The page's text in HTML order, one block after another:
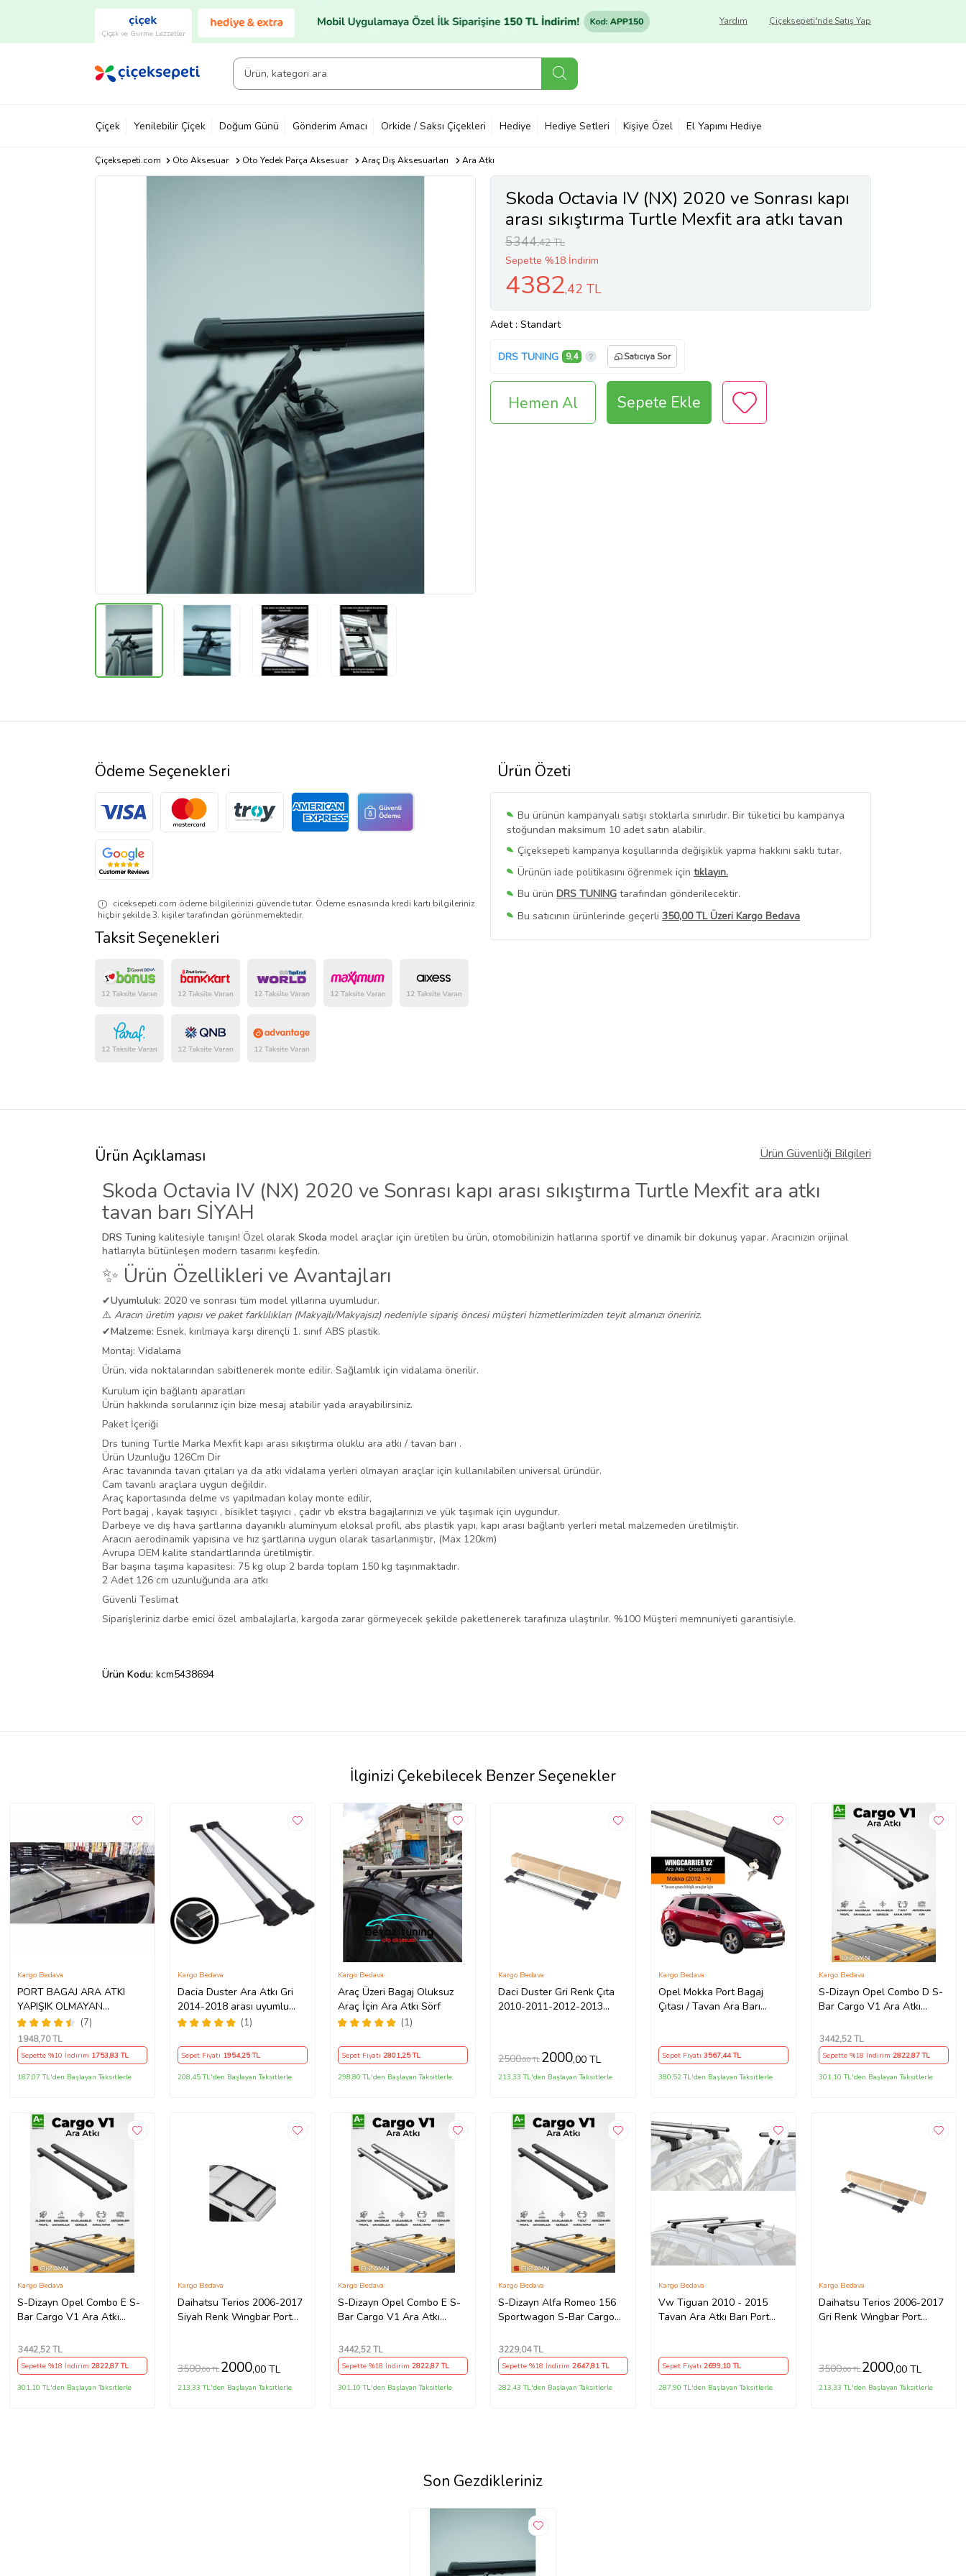
Çiçek ve Gurme Lezzetler
Çiçeksepeti'nde Satış Yap
Yardım
Çiçek Yenilebilir Çiçek Doğum Günü Gönderim Amacı Orkide / Saksı Çiçekleri Hediye Hediye Setleri Kişiye Özel El Yapımı Hediye
Çiçeksepeti.com Oto Aksesuar Oto Yedek Parça Aksesuar Araç Dış Aksesuarları Ara Atkı
Skoda Octavia IV (NX) 2020 ve Sonrası kapı
arası sıkıştırma Turtle Mexfit ara atkı tavan
barı SİYAH
5344,42 TL
Sepette %18 İndirim
4382,42 TL
Adet : Standart
DRS TUNING 9,4 Satıcıya Sor
Hemen Al Sepete Ekle
Ürün Özeti
Bu ürünün kampanyalı satışı stoklarla sınırlıdır. Bir tüketici bu kampanya
stoğundan maksimum 10 adet satın alabilir.
Çiçeksepeti kampanya koşullarında değişiklik yapma hakkını saklı tutar.
Ürünün iade politikasını öğrenmek için tıklayın.
Bu ürün DRS TUNING tarafından gönderilecektir.
Bu satıcının ürünlerinde geçerli 350,00 TL Üzeri Kargo Bedava
Bu SatıcınınTüm Ürünlerini Görüntüle
Ödeme Seçenekleri
ciceksepeti.com ödeme bilgilerinizi güvende tutar. Ödeme esnasında kredi kartı bilgileriniz
hiçbir şekilde 3. kişiler tarafından görünmemektedir.
Taksit Seçenekleri
Ürün Açıklaması Ürün Güvenliği Bilgileri
Skoda Octavia IV (NX) 2020 ve Sonrası kapı arası sıkıştırma Turtle Mexfit ara atkı
tavan barı SİYAH
DRS Tuning kalitesiyle tanışın! Özel olarak Skoda model araçlar için üretilen bu ürün, otomobilinizin hatlarına sportif ve dinamik bir dokunuş yapar. Aracınızın orijinal
hatlarıyla bütünleşen modern tasarımı keşfedin.
✨ Ürün Özellikleri ve Avantajları
✔Uyumluluk: 2020 ve sonrası tüm model yıllarına uyumludur.
⚠️ Aracın üretim yapısı ve paket farklılıkları (Makyajlı/Makyajsız) nedeniyle sipariş öncesi müşteri hizmetlerimizden teyit almanızı öneririz.
✔Malzeme: Esnek, kırılmaya karşı dirençli 1. sınıf ABS plastik.
Montaj: Vidalama
Ürün, vida noktalarından sabitlenerek monte edilir. Sağlamlık için vidalama önerilir.
Kurulum için bağlantı aparatları
Ürün hakkında sorularınız için bize mesaj atabilir yada arayabilirsiniz.
Paket İçeriği
Drs tuning Turtle Marka Mexfit kapı arası sıkıştırma oluklu ara atkı / tavan barı .
Ürün Uzunluğu 126Cm Dir
Arac tavanında tavan çıtaları ya da atkı vidalama yerleri olmayan araçlar için kullanılabilen universal üründür.
Cam tavanlı araçlara uygun değildir.
Araç kaportasında delme vs yapılmadan kolay monte edilir,
Port bagaj , kayak taşıyıcı , bisiklet taşıyıcı , çadır vb ekstra bagajlarınızı ve yük taşımak için uygundur.
Darbeye ve dış hava şartlarına dayanıklı aluminyum eloksal profil, abs plastik yapı, kapı arası bağlantı yerleri metal malzemeden üretilmiştir.
Aracın aerodinamik yapısına ve hız şartlarına uygun olarak tasarlanmıştır, (Max 120km)
Avrupa OEM kalite standartlarında üretilmiştir.
Bar başına taşıma kapasitesi: 75 kg olup 2 barda toplam 150 kg taşınmaktadır.
2 Adet 126 cm uzunluğunda ara atkı
Güvenli Teslimat
Siparişleriniz darbe emici özel ambalajlarla, kargoda zarar görmeyecek şekilde paketlenerek tarafınıza ulaştırılır. %100 Müşteri memnuniyeti garantisiyle.
Ürün Kodu: kcm5438694
İlginizi Çekebilecek Benzer Seçenekler
PORT BAGAJ ARA ATKI
YAPIŞIK OLMAYAN
ÇITALARA UYUMLU YÜK
TAŞIMA MERDİVEN
BİSİKLET APARATI 135 CM
(7)
Kargo Bedava
1948,70 TL
Sepette %10 İndirim 1753,83 TL
187,07 TL'den Başlayan Taksitlerle
Dacia Duster Ara Atkı Gri
2014-2018 arası uyumlu
Pnd
(1)
Kargo Bedava
Sepet Fiyatı 1954,25 TL
208,45 TL'den Başlayan Taksitlerle
Araç Üzeri Bagaj Oluksuz
Araç İçin Ara Atkı Sörf
(1)
Kargo Bedava
Sepet Fiyatı 2801,25 TL
298,80 TL'den Başlayan Taksitlerle
Daci Duster Gri Renk Çıta
2010-2011-2012-2013
Kargo Bedava
2500,00 TL 2000,00 TL
213,33 TL'den Başlayan Taksitlerle
Opel Mokka Port Bagaj
Çıtası / Tavan Ara Barı
Kargo Bedava
Sepet Fiyatı3567,44 TL
380,52 TL'den Başlayan Taksitlerle
S-Dizayn Opel Combo D S-
Bar Cargo V1 Ara Atkı
Cm 2011-2018 A+ Kalite
Kargo Bedava
3442,52 TL
Sepette %18 İndirim2822,87 TL
301,10 TL'den Başlayan Taksitlerle
S-Dizayn Opel Combo E S-
Bar Cargo V1 Ara Atkı
140 Cm 2018 Üzeri A+
Kalite
Kargo Bedava
3442,52 TL
Sepette %18 İndirim 2822,87 TL
301,10 TL'den Başlayan Taksitlerle
Daihatsu Terios 2006-2017
Siyah Renk Wıngbar Port
Kargo Bedava
3500,00 TL 2000,00 TL
213,33 TL'den Başlayan Taksitlerle
S-Dizayn Opel Combo E S-
Bar Cargo V1 Ara Atkı
Cm 2018 Üzeri A+ Kalite
Kargo Bedava
3442,52 TL
Sepette %18 İndirim 2822,87 TL
301,10 TL'den Başlayan Taksitlerle
S-Dizayn Alfa Romeo 156
Sportwagon S-Bar Cargo
Barı Siyah 120 Cm 1997-
2007 A+ Kalite
Kargo Bedava
3229,04 TL
Sepette %18 İndirim 2647,81 TL
282,43 TL'den Başlayan Taksitlerle
Vw Tiguan 2010 - 2015
Tavan Ara Atkı Barı Port
Kargo Bedava
Sepet Fiyatı2699,10 TL
287,90 TL'den Başlayan Taksitlerle
Daihatsu Terios 2006-2017
Gri Renk Wıngbar Port
Kargo Bedava
3500,00 TL 2000,00 TL
213,33 TL'den Başlayan Taksitlerle
Son Gezdikleriniz